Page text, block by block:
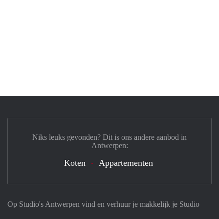
Op Studio's Antwerpen vind en verhuur je makkelijk je Studio
Niks leuks gevonden? Dit is ons andere aanbod in
Antwerpen:
Koten Appartementen